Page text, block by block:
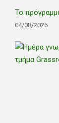
Το
04/08/2026